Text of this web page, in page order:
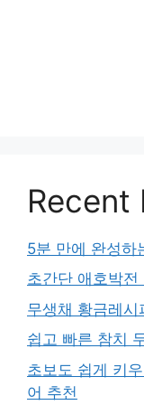
Recent
5분 만에 완성하
초간단 애호박
무생채 황금레
쉽고 빠른 참치
초보도 쉽게 키
어 추천